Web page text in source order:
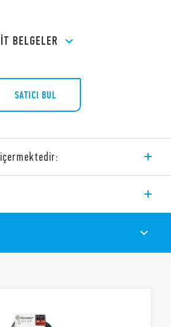
BELGELER
SATICI BUL
güç beslemesi
sahip 8 blok